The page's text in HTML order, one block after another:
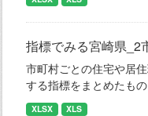
指標でみる宮崎県_2
市町村ごとの住宅や居
する指標をまとめたもの
XLSX XLS